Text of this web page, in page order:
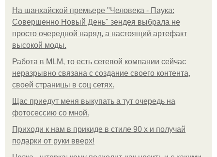
На шанхайской премьере "Человека - Паука:
Совершенно Новый День" зендея выбрала не
просто очередной наряд, а настоящий артефакт
высокой моды.
Работа в MLM, то есть сетевой компании сейчас
неразрывно связана с создание своего контента,
своей страницы в соц сетях.
Щас приедут меня выкупать а тут очередь на
фотосессию со мной.
Приходи к нам в прикиде в стиле 90 х и получай
подарки от руки вверх!